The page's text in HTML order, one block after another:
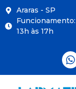
Araras - SP
Funcionamento:
13h às 17h